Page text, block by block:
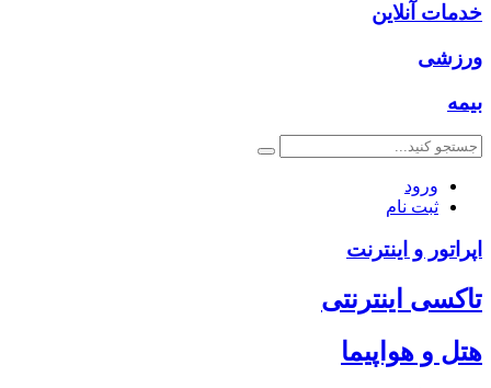
خدمات آنلاین
ورزشی
بیمه
ورود
ثبت نام
اپراتور و اینترنت
تاکسی اینترنتی
هتل و هواپیما